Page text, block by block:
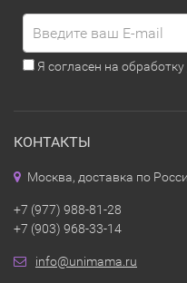
Я согласен на обработку
КОНТАКТЫ
Москва, доставка по
+7 (977) 988-81-28
+7 (903) 968-33-14
info@unimama.ru